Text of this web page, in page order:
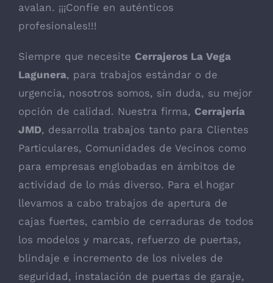
avalan. ¡¡¡Confíe en auténticos
profesionales!!!
Siempre que necesite Cerrajeros La Vega
Lagunera, para trabajos estándar o de
urgencia, nosotros somos, sin duda, su mejor
opción de calidad. Nuestra firma, Cerrajería
JMD, desarrolla trabajos tanto para Clientes
Particulares, Comunidades de Vecinos como
para empresas englobadas en ámbitos de
actividad de lo más diverso. Para el hogar
llevamos a cabo trabajos de apertura de
cajas fuertes, cambio de cerraduras de todos
los modelos y marcas, refuerzo de puertas,
blindaje e incremento de los niveles de
seguridad, instalación de puertas de garaje,